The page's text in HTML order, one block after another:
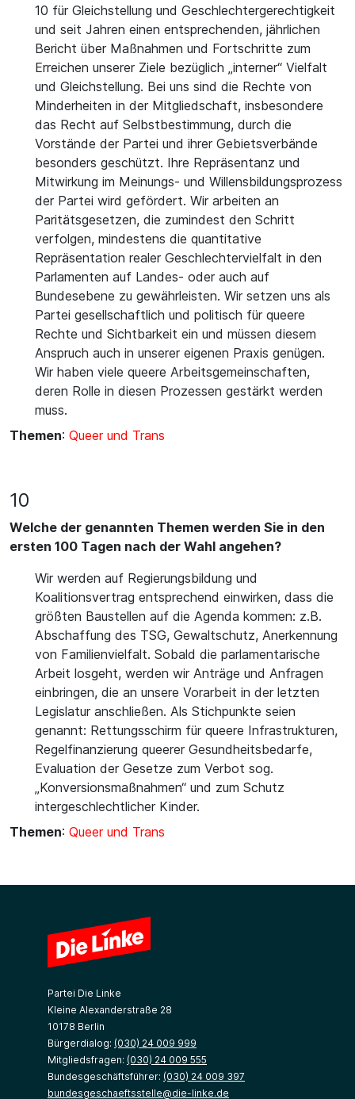
10 für Gleichstellung und Geschlechtergerechtigkeit
und seit Jahren einen entsprechenden, jährlichen
Bericht über Maßnahmen und Fortschritte zum
Erreichen unserer Ziele bezüglich „interner“ Vielfalt
und Gleichstellung. Bei uns sind die Rechte von
Minderheiten in der Mitgliedschaft, insbesondere
das Recht auf Selbstbestimmung, durch die
Vorstände der Partei und ihrer Gebietsverbände
besonders geschützt. Ihre Repräsentanz und
Mitwirkung im Meinungs- und Willensbildungsprozess
der Partei wird gefördert. Wir arbeiten an
Paritätsgesetzen, die zumindest den Schritt
verfolgen, mindestens die quantitative
Repräsentation realer Geschlechtervielfalt in den
Parlamenten auf Landes- oder auch auf
Bundesebene zu gewährleisten. Wir setzen uns als
Partei gesellschaftlich und politisch für queere
Rechte und Sichtbarkeit ein und müssen diesem
Anspruch auch in unserer eigenen Praxis genügen.
Wir haben viele queere Arbeitsgemeinschaften,
deren Rolle in diesen Prozessen gestärkt werden
muss.
Themen: Queer und Trans
10
Welche der genannten Themen werden Sie in den
ersten 100 Tagen nach der Wahl angehen?
Wir werden auf Regierungsbildung und
Koalitionsvertrag entsprechend einwirken, dass die
größten Baustellen auf die Agenda kommen: z.B.
Abschaffung des TSG, Gewaltschutz, Anerkennung
von Familienvielfalt. Sobald die parlamentarische
Arbeit losgeht, werden wir Anträge und Anfragen
einbringen, die an unsere Vorarbeit in der letzten
Legislatur anschließen. Als Stichpunkte seien
genannt: Rettungsschirm für queere Infrastrukturen,
Regelfinanzierung queerer Gesundheitsbedarfe,
Evaluation der Gesetze zum Verbot sog.
„Konversionsmaßnahmen“ und zum Schutz
intergeschlechtlicher Kinder.
Themen: Queer und Trans
Partei Die Linke
Kleine Alexanderstraße 28
10178 Berlin
Bürgerdialog: (030) 24 009 999
Mitgliedsfragen: (030) 24 009 555
Bundesgeschäftsführer: (030) 24 009 397
bundesgeschaeftsstelle@die-linke.de